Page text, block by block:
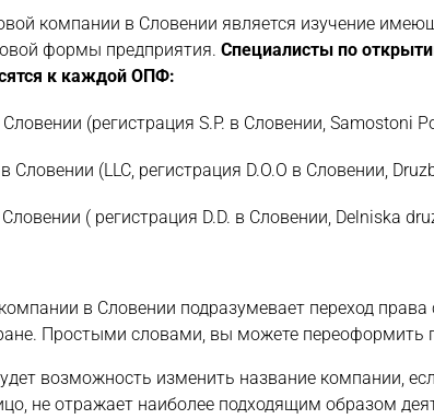
компании в Словении является изучение
формы предприятия. Специалисты по
к каждой ОПФ:
(регистрация S.P. в Словении, Samostoni
(LLC, регистрация D.O.O в Словении,
( регистрация D.D. в Словении, Delniska
в Словении подразумевает переход права
Простыми словами, вы можете
возможность изменить название компании,
не отражает наиболее подходящим образом